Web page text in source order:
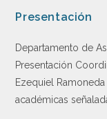
Presentación
Departamento de
Presentación
Ezequiel
académicas